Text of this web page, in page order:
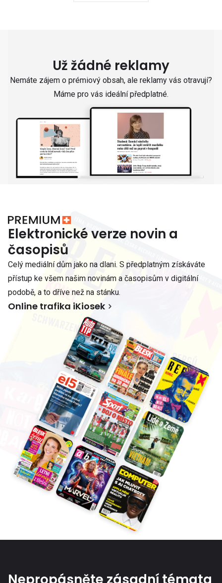
Už žádné reklamy
Nemáte zájem o prémiový obsah, ale reklamy vás otravují?
Máme pro vás ideální předplatné.
Elektronické verze novin a
časopisů
Celý mediální dům jako na dlani. S předplatným získáváte
přístup ke všem našim novinám a časopisům v digitální
podobě, a to dříve než na stánku.
Online trafika iKiosek